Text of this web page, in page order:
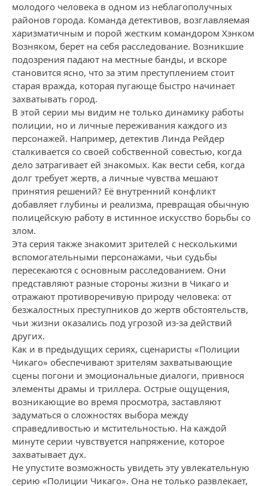
молодого человека в одном из неблагополучных
районов города. Команда детективов, возглавляемая
харизматичным и порой жестким командором Хэнком
Возняком, берет на себя расследование. Возникшие
подозрения падают на местные банды, и вскоре
становится ясно, что за этим преступлением стоит
старая вражда, которая пугающе быстро начинает
захватывать город.
В этой серии мы видим не только динамику работы
полиции, но и личные переживания каждого из
персонажей. Например, детектив Линда Рейдер
сталкивается со своей собственной совестью, когда
дело затрагивает ей знакомых. Как вести себя, когда
долг требует жертв, а личные чувства мешают
принятия решений? Её внутренний конфликт
добавляет глубины и реализма, превращая обычную
полицейскую работу в истинное искусство борьбы со
злом.
Эта серия также знакомит зрителей с несколькими
вспомогательными персонажами, чьи судьбы
пересекаются с основным расследованием. Они
представляют разные стороны жизни в Чикаго и
отражают противоречивую природу человека: от
безжалостных преступников до жертв обстоятельств,
чьи жизни оказались под угрозой из-за действий
других.
Как и в предыдущих сериях, сценаристы «Полиции
Чикаго» обеспечивают зрителям захватывающие
сцены погони и эмоциональные диалоги, привнося
элементы драмы и триллера. Острые ощущения,
возникающие во время просмотра, заставляют
задуматься о сложностях выбора между
справедливостью и мстительностью. На каждой
минуте серии чувствуется напряжение, которое
захватывает дух.
Не упустите возможность увидеть эту увлекательную
серию «Полиции Чикаго». Она не только развлекает,